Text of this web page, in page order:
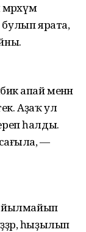
булып ярата,
апай менән
Аҙаҡ ул
һалды.
—
йылмайып
һыҙылып